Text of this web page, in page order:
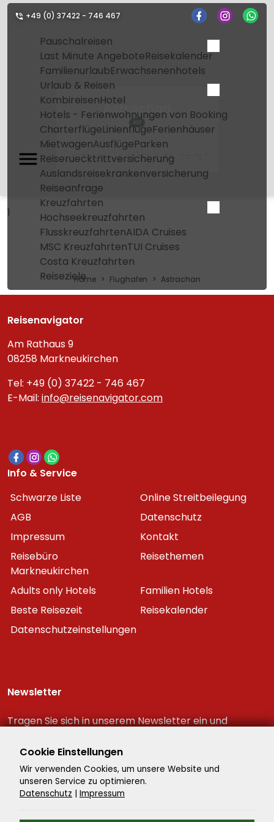
+49 (0) 37422 - 746 467
Pauschalreisen
Last Minute AngeboteReisekalender
FamilienurlaubErwachsenenhotels
Urlaub & Reisen
KombireisenHotel
Hotels - Ferienwohnungen von Booking
CharterflügeLinienflügeFerienhäuser
MietwagenAusflügeParken
Reiseruecktrittversicherung
Auslandsreisekrankenversicherung
Reiseanfrage
Kreuzfahrten
Hochseekreuzfahrten
FlusskreuzfahrtenAIDA Cruises
MSC KreuzfahrtenTUI Cruises
Costa Kreuzfahrten
Reiseziele
Astrachan
ASF
Home Flughafen Astrachan
1
Home Flughafen Astrachan
Reisenavigator
Am Rathaus 9
08258 Markneukirchen
Tel: +49 (0) 37422 - 746 467
E-Mail: info@reisenavigator.com
Info & Service
Schwarze Liste
Online Streitbeilegung
AGB
Datenschutz
Impressum
Kontakt
Reisebüro
Markneukirchen
Reisethemen
Adults only Hotels
Familien Hotels
Beste Reisezeit
Reisekalender
Datenschutzeinstellungen
Newsletter
Tragen Sie sich in unserem Newsletter ein und
Reiseschnäppchen!
Cookie Einstellungen
Wir verwenden Cookies, um unsere Website und
unseren Service zu optimieren.
Datenschutz | Impressum